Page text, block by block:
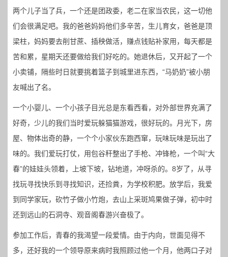
两个儿子当了兵，一个还是团政委，老二在家当农民，这一切他
们会很满足吧。我的爸爸妈妈他们多辛苦，生儿育女，爸爸是顶
梁柱，妈妈要去削甘蔗、插秧做活，赚点钱贴补家用，每天都是
苦和累，星期天还要做给我们好吃的。她退休后，又开起了一个
小卖铺，隔些时日就要挑着篮子到城里进东西，“马奶奶”被小朋
友喊出了名。
一个小婴儿、一个小孩子目光总是东看西看，对外部世界充满了
好奇，少儿的我们当时爱玩躲猫猫游戏，很好玩的。月光下，房
屋、物体出奇的静，一个个小家伙东跑西窜，玩味玩味是玩出了
味的。我们爱玩打仗，用包谷秆整出了手枪、冲锋枪，一个叫“大
春”的娃娃头领着，上坡下坡，钻地道，冲呀杀的。8岁了，从寻
找玩寻找快乐到寻找知识，还捡粪，为学校积肥。放学后，我爱
到同学家玩，砍竹子做小竹炮，去山上采斑鸠果做子弹，初中时
还到远山的石洞寺、观音阁春游兴奋极了。
参加工作后，青春的我渴望一段爱情。由于内向，世面见得不
多，还好我的一个领导原来病时我照顾过他一个月，他两口子对